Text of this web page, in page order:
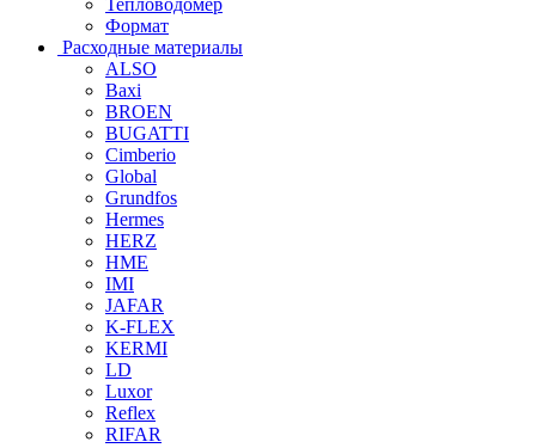
Формат
Расходные материалы
ALSO
Baxi
BROEN
BUGATTI
Cimberio
Global
Grundfos
Hermes
HERZ
HME
IMI
JAFAR
K-FLEX
KERMI
LD
Luxor
Reflex
RIFAR